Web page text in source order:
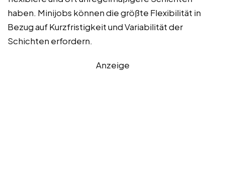
haben. Minijobs können die größte Flexibilität in
Bezug auf Kurzfristigkeit und Variabilität der
Schichten erfordern.
Anzeige